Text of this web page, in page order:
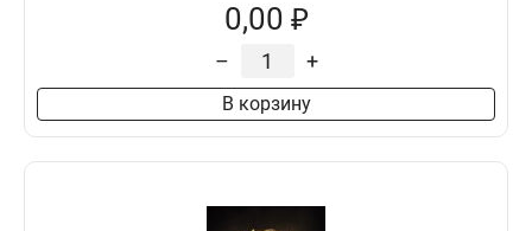
0,00 ₽
– +
В корзину